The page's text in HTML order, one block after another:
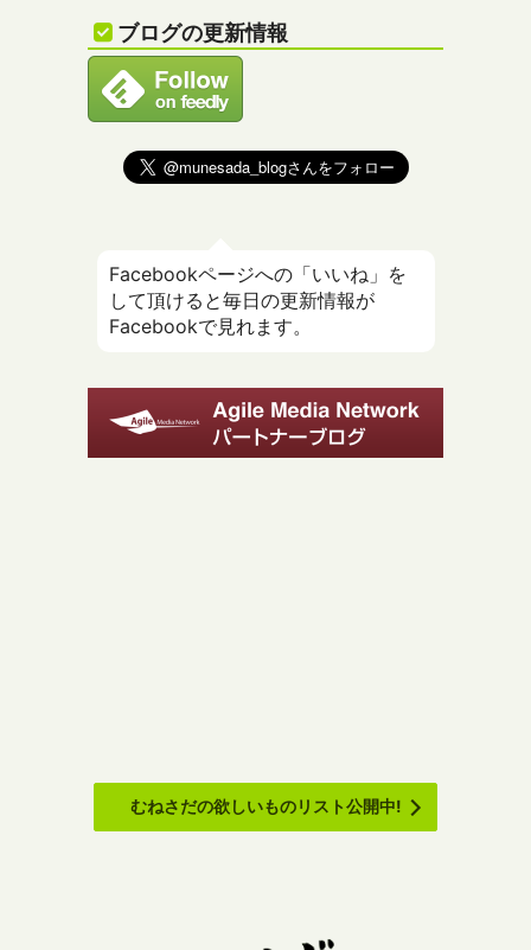
ブログの更新情報
Facebookページへの「いいね」を
して頂けると毎日の更新情報が
Facebookで見れます。
むねさだの欲しいものリスト公開中!